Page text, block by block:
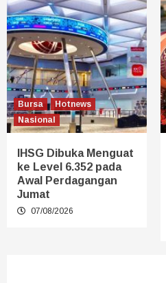
Bursa
Hotnews
Nasional
IHSG Dibuka Menguat
ke Level 6.352 pada
Awal Perdagangan
Jumat
07/08/2026